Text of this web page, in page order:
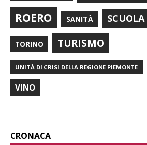
ROERO SANITÀ SCUOLA
TORINO TURISMO
UNITÀ DI CRISI DELLA REGIONE PIEMONTE
VINO
CRONACA